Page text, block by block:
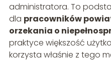
administratora. To
dla pracowników
orzekania o
praktyce większość
korzysta właśnie z tego